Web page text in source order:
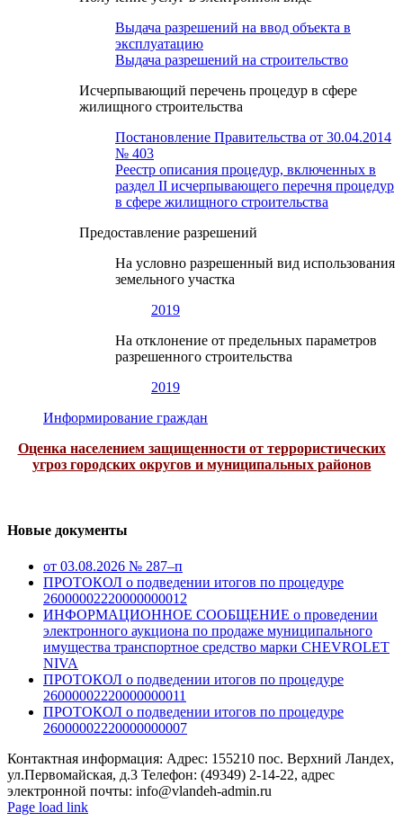
Выдача разрешений на ввод объекта в
эксплуатацию
Выдача разрешений на строительство
Исчерпывающий перечень процедур в сфере
жилищного строительства
Постановление Правительства от 30.04.2014
№ 403
Реестр описания процедур, включенных в
раздел II исчерпывающего перечня процедур
в сфере жилищного строительства
Предоставление разрешений
На условно разрешенный вид использования
земельного участка
2019
На отклонение от предельных параметров
разрешенного строительства
2019
Информирование граждан
Оценка населением защищенности от террористических
угроз городских округов и муниципальных районов
Новые документы
от 03.08.2026 № 287–п
ПРОТОКОЛ о подведении итогов по процедуре
26000002220000000012
ИНФОРМАЦИОННОЕ СООБЩЕНИЕ о проведении
электронного аукциона по продаже муниципального
имущества транспортное средство марки CHEVROLET
NIVA
ПРОТОКОЛ о подведении итогов по процедуре
26000002220000000011
ПРОТОКОЛ о подведении итогов по процедуре
26000002220000000007
Контактная информация: Адрес: 155210 пос. Верхний Ландех,
ул.Первомайская, д.3 Телефон: (49349) 2-14-22, адрес
электронной почты: info@vlandeh-admin.ru
Page load link